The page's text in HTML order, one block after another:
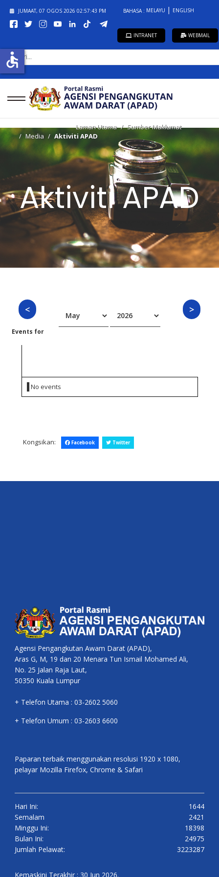
JUMAAT, 07 OGOS 2026 02:57:43 PM BAHASA : MELAYU ENGLISH
INTRANET WEBMAIL
CARI...
Laman Utama
Sumber Maklumat
Media
Aktiviti APAD
Aktiviti APAD
Events for
No events
Kongsikan: Facebook Twitter
Agensi Pengangkutan Awam Darat (APAD),
Aras G, M, 19 dan 20 Menara Tun Ismail Mohamed Ali,
No. 25 Jalan Raja Laut,
50350 Kuala Lumpur
+ Telefon Utama : 03-2602 5060
+ Telefon Umum : 03-2603 6600
Paparan terbaik menggunakan resolusi 1920 x 1080,
pelayar Mozilla Firefox, Chrome & Safari
Hari Ini:
1644
Semalam
2421
Minggu Ini:
18398
Bulan Ini:
24975
Jumlah Pelawat:
3223287
Kemaskini Terakhir : 30 Jun 2026.
accessible